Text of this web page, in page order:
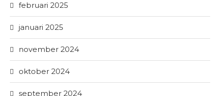
februari 2025
januari 2025
november 2024
oktober 2024
september 2024